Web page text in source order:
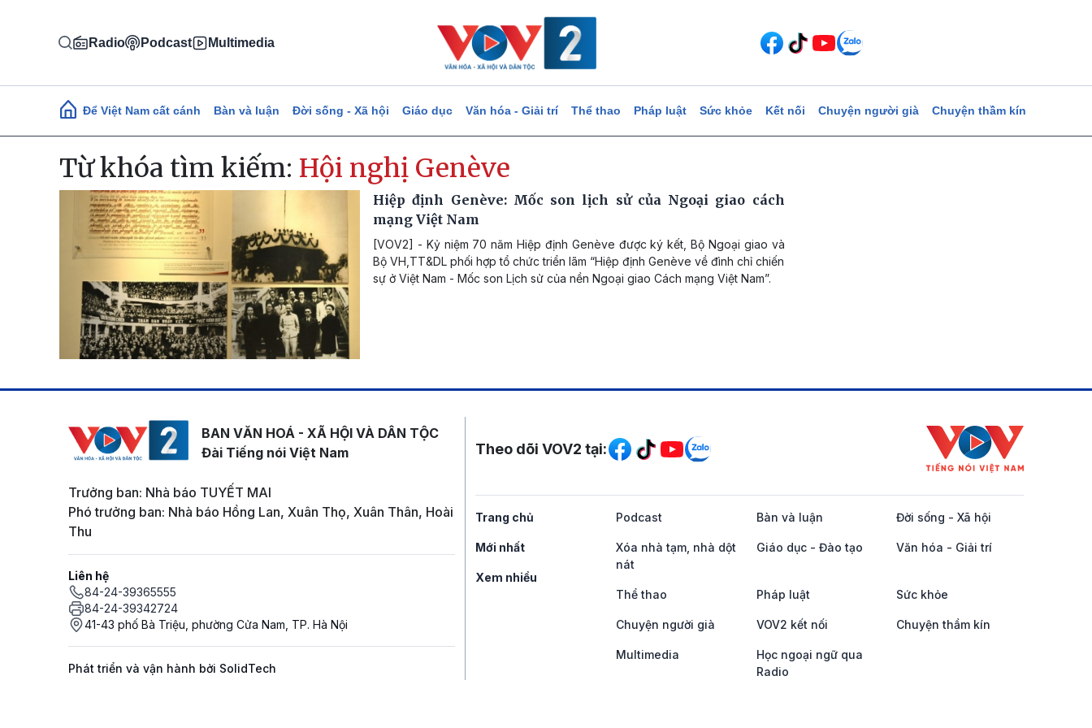
Radio Podcast Multimedia
Main navigation
Để Việt Nam cất cánh Bàn và luận Đời sống - Xã hội Giáo dục Văn hóa - Giải trí Thể thao Pháp luật Sức khỏe Kết nối Chuyện người già Chuyện thầm kín
Từ khóa tìm kiếm: Hội nghị Genève
Hiệp định Genève: Mốc son lịch sử của Ngoại giao cách
mạng Việt Nam
[VOV2] - Kỷ niệm 70 năm Hiệp định Genève được ký kết, Bộ Ngoại giao và
Bộ VH,TT&DL phối hợp tổ chức triển lãm “Hiệp định Genève về đình chỉ chiến
sự ở Việt Nam - Mốc son Lịch sử của nền Ngoại giao Cách mạng Việt Nam”.
BAN VĂN HOÁ - XÃ HỘI VÀ DÂN TỘC
Đài Tiếng nói Việt Nam
Trưởng ban: Nhà báo TUYẾT MAI
Phó trưởng ban: Nhà báo Hồng Lan, Xuân Thọ, Xuân Thân, Hoài
Thu
Liên hệ
84-24-39365555
84-24-39342724
41-43 phố Bà Triệu, phường Cửa Nam, TP. Hà Nội
Phát triển và vận hành bởi SolidTech
Mạng xã hội
Theo dõi VOV2 tại:
Trang chủ
Mới nhất
Xem nhiều
Podcast Bàn và luận Đời sống - Xã hội
Xóa nhà tạm, nhà dột
nát
Giáo dục - Đào tạo Văn hóa - Giải trí
Thể thao Pháp luật Sức khỏe
Chuyện người già VOV2 kết nối Chuyện thầm kín
Multimedia
Học ngoại ngữ qua
Radio